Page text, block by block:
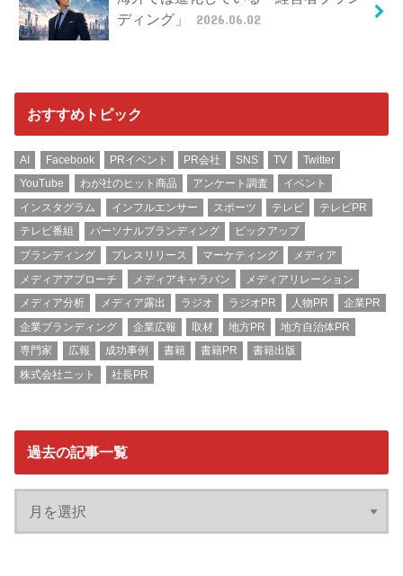
ディング」
2026.06.02
おすすめトピック
AI Facebook PRイベント PR会社 SNS TV
Twitter
YouTube
わが社のヒット商品 アンケート調査
イベント
インスタグラム
インフルエンサー スポーツ テレビ
テレビPR
テレビ番組
パーソナルブランディング
ピックアップ
ブランディング
プレスリリース マーケティング
メディア
メディアアプローチ
メディアキャラバン
メディアリレーション
メディア分析
メディア露出 ラジオ ラジオPR 人物PR
企業PR
企業ブランディング
企業広報 取材 地方PR
地方自治体PR
専門家
広報 成功事例 書籍 書籍PR
書籍出版
株式会社ニット
社長PR
過去の記事一覧